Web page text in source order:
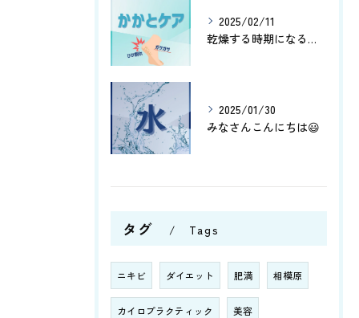
2025/02/11
乾燥する時期になると、かかとがガサガサしたりひび割れしたりし...
2025/01/30
みなさんこんにちは😃
タグ Tags
ニキビ ダイエット 肥満 相模原
カイロプラクティック 美容